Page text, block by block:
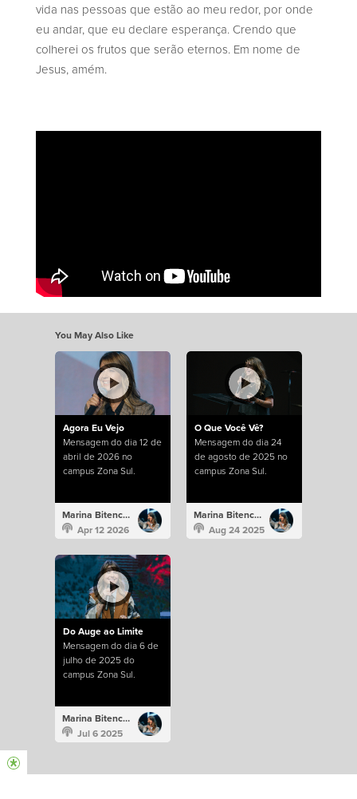
vida nas pessoas que estão ao meu redor, por onde
eu andar, que eu declare esperança. Crendo que
colherei os frutos que serão eternos. Em nome de
Jesus, amém.
You May Also Like
Agora Eu Vejo
Mensagem do dia 12 de
abril de 2026 no
campus Zona Sul.
Marina Bitencourt
Apr 12 2026
O Que Você Vê?
Mensagem do dia 24
de agosto de 2025 no
campus Zona Sul.
Marina Bitencourt
Aug 24 2025
Do Auge ao Limite
Mensagem do dia 6 de
julho de 2025 do
campus Zona Sul.
Marina Bitencourt
Jul 6 2025